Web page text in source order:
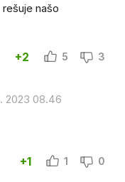
našo
+2 5 3
2023 08.46
+1 1 0